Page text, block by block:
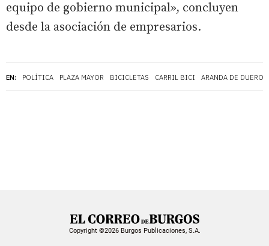
EN: POLÍTICA PLAZA MAYOR BICICLETAS CARRIL BICI ARANDA DE DUERO
equipo de gobierno municipal», concluyen
desde la asociación de empresarios.
Copyright ©2026 Burgos Publicaciones, S.A.